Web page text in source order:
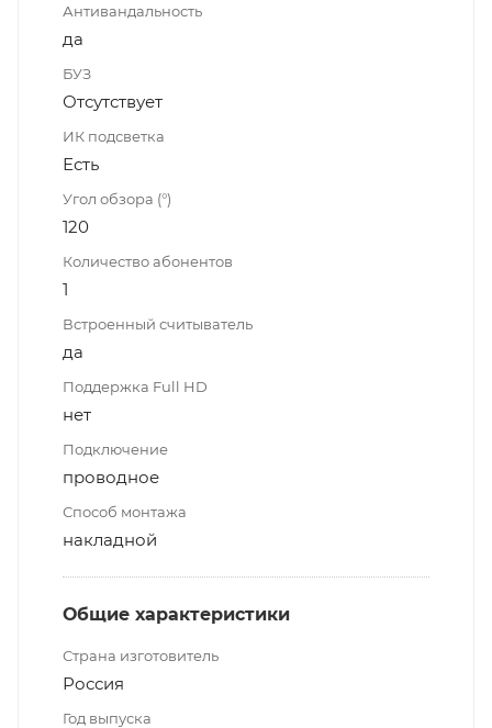
Антивандальность
да
БУЗ
Отсутствует
ИК подсветка
Есть
Угол обзора (°)
120
Количество абонентов
1
Встроенный считыватель
да
Поддержка Full HD
нет
Подключение
проводное
Способ монтажа
накладной
Общие характеристики
Страна изготовитель
Россия
Год выпуска